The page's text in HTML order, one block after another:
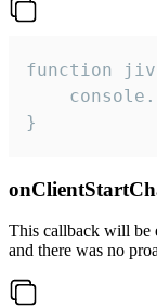
function
}
This callback will be
and there was no